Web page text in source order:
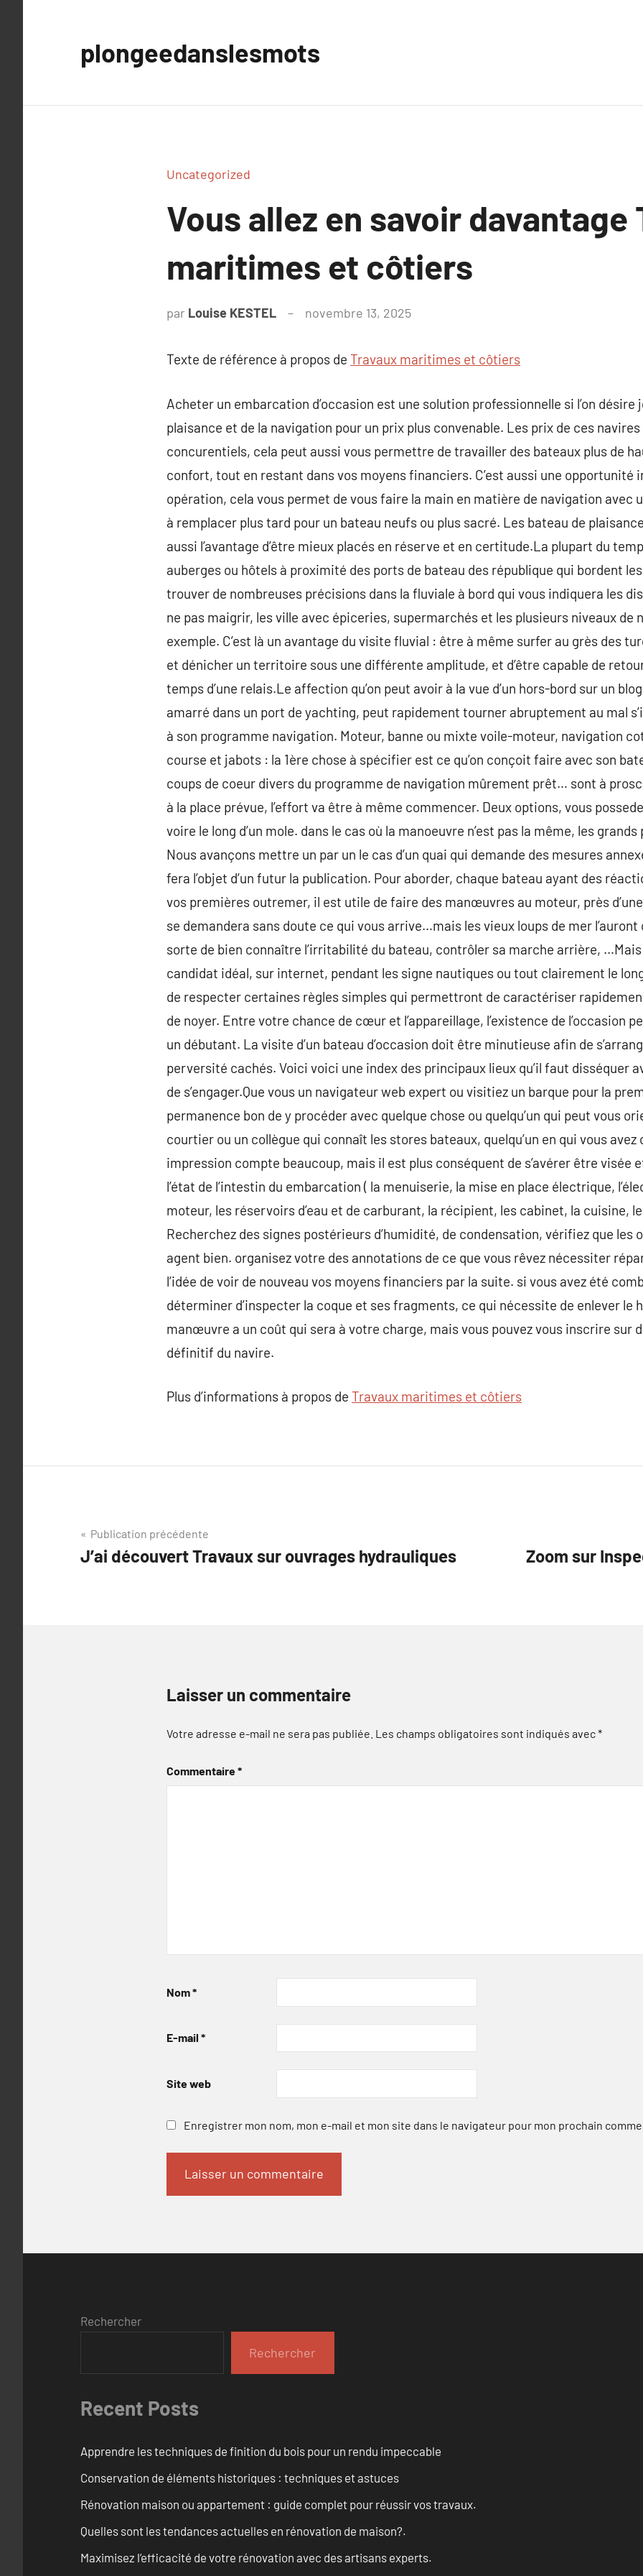
plongeedanslesmots
Uncategorized
Vous allez en savoir davantage
maritimes et côtiers
par Louise KESTEL novembre 13, 2025
Texte de référence à propos de Travaux maritimes et côtiers
Acheter un embarcation d’occasion est une solution professionnelle si l’on désire
plaisance et de la navigation pour un prix plus convenable. Les prix de ces
concurentiels, cela peut aussi vous permettre de travailler des bateaux plus de
confort, tout en restant dans vos moyens financiers. C’est aussi une opportunité
opération, cela vous permet de vous faire la main en matière de navigation avec
à remplacer plus tard pour un bateau neufs ou plus sacré. Les bateau de
aussi l’avantage d’être mieux placés en réserve et en certitude.La plupart du
auberges ou hôtels à proximité des ports de bateau des république qui bordent
trouver de nombreuses précisions dans la fluviale à bord qui vous indiquera les
ne pas maigrir, les ville avec épiceries, supermarchés et les plusieurs niveaux de
exemple. C’est là un avantage du visite fluvial : être à même surfer au grès des
et dénicher un territoire sous une différente amplitude, et d’être capable de
temps d’une relais.Le affection qu’on peut avoir à la vue d’un hors-bord sur un
amarré dans un port de yachting, peut rapidement tourner abruptement au mal
à son programme navigation. Moteur, banne ou mixte voile-moteur, navigation
course et jabots : la 1ère chose à spécifier est ce qu’on conçoit faire avec son
coups de coeur divers du programme de navigation mûrement prêt… sont à
à la place prévue, l’effort va être à même commencer. Deux options, vous
voire le long d’un mole. dans le cas où la manoeuvre n’est pas la même, les
Nous avançons mettre un par un le cas d’un quai qui demande des mesures
fera l’objet d’un futur la publication. Pour aborder, chaque bateau ayant des
vos premières outremer, il est utile de faire des manœuvres au moteur, près
se demandera sans doute ce qui vous arrive…mais les vieux loups de mer
sorte de bien connaître l’irritabilité du bateau, contrôler sa marche arrière,
candidat idéal, sur internet, pendant les signe nautiques ou tout clairement le
de respecter certaines règles simples qui permettront de caractériser
de noyer. Entre votre chance de cœur et l’appareillage, l’existence de l’occasion
un débutant. La visite d’un bateau d’occasion doit être minutieuse afin de
perversité cachés. Voici voici une index des principaux lieux qu’il faut disséquer
de s’engager.Que vous un navigateur web expert ou visitiez un barque pour la
permanence bon de y procéder avec quelque chose ou quelqu’un qui peut vous
courtier ou un collègue qui connaît les stores bateaux, quelqu’un en qui vous
impression compte beaucoup, mais il est plus conséquent de s’avérer être visée
l’état de l’intestin du embarcation ( la menuiserie, la mise en place électrique,
moteur, les réservoirs d’eau et de carburant, la récipient, les cabinet, la cuisine,
Recherchez des signes postérieurs d’humidité, de condensation, vérifiez que les
agent bien. organisez votre des annotations de ce que vous rêvez nécessiter
l’idée de voir de nouveau vos moyens financiers par la suite. si vous avez été
déterminer d’inspecter la coque et ses fragments, ce qui nécessite de enlever le
manœuvre a un coût qui sera à votre charge, mais vous pouvez vous inscrire sur
définitif du navire.
Plus d’informations à propos de Travaux maritimes et côtiers
Navigation
de
Publication précédente
J’ai découvert Travaux sur ouvrages hydrauliques Zoom sur
Laisser un commentaire
Votre adresse e-mail ne sera pas publiée. Les champs obligatoires sont indiqués avec*
Commentaire*
Nom*
E-mail *
Site web
Enregistrer mon nom, mon e-mail et mon site dans le navigateur pour mon prochain
Rechercher
Rechercher
Recent Posts
Apprendre les techniques de finition du bois pour un rendu impeccable
Conservation de éléments historiques : techniques et astuces
Rénovation maison ou appartement : guide complet pour réussir vos travaux.
Quelles sont les tendances actuelles en rénovation de maison?.
Maximisez l’efficacité de votre rénovation avec des artisans experts.